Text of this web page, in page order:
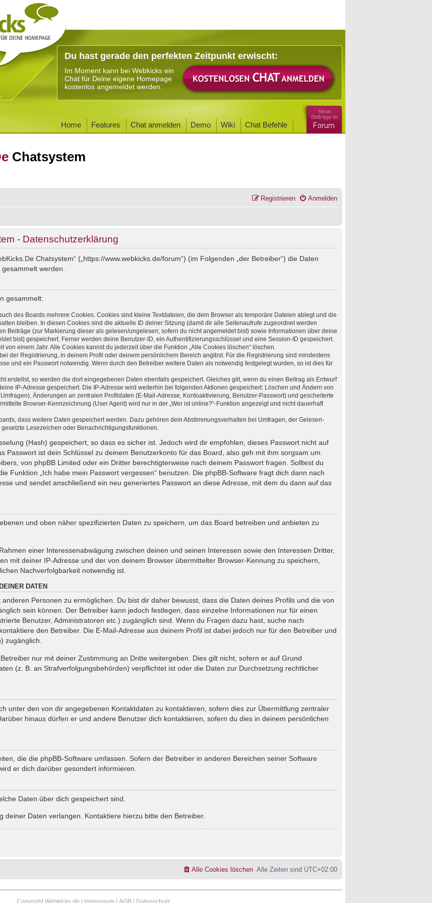
Du hast gerade den perfekten Zeitpunkt erwischt:
Im Moment kann bei Webkicks ein
Chat für Deine eigene Homepage
kostenlos angemeldet werden.
Home Features Chat anmelden Demo Wiki Chat Befehle
Chatsystem
Anmelden
Registrieren
- Datenschutzerklärung
Chatsystem“ („https://www.webkicks.de/forum“) (im Folgenden „der Betreiber“) die Daten
werden.
gesammelt:
des Boards mehrere Cookies. Cookies sind kleine Textdateien, die dein Browser als temporäre Dateien ablegt und die
bleiben. In diesen Cookies sind die aktuelle ID deiner Sitzung (damit dir alle Seitenaufrufe zugeordnet werden
Beiträge (zur Markierung dieser als gelesen/ungelesen; sofern du nicht angemeldet bist) sowie Informationen über deine
bist) gespeichert. Ferner werden deine Benutzer-ID, ein Authentifizierungsschlüssel und eine Session-ID gespeichert.
einem Jahr. Alle Cookies kannst du jederzeit über die Funktion „Alle Cookies löschen“ löschen.
der Registrierung, in deinem Profil oder deinem persönlichem Bereich angibst. Für die Registrierung sind mindestens
und ein Passwort notwendig. Wenn durch den Betreiber weitere Daten als notwendig festgelegt wurden, so ist dies für
erstellst, so werden die dort eingegebenen Daten ebenfalls gespeichert. Gleiches gilt, wenn du einen Beitrag als Entwurf
IP-Adresse gespeichert. Die IP-Adresse wird weiterhin bei folgenden Aktionen gespeichert: Löschen und Ändern von
Änderungen an zentralen Profildaten (E-Mail-Adresse, Kontoaktivierung, Benutzer-Passwort) und gescheiterte
Browser-Kennzeichnung (User Agent) wird nur in der „Wer ist online?“-Funktion angezeigt und nicht dauerhaft
dass weitere Daten gespeichert werden. Dazu gehören dein Abstimmungsverhalten bei Umfragen, der Gelesen-
Lesezeichen oder Benachrichtigungsfunktionen.
(Hash) gespeichert, so dass es sicher ist. Jedoch wird dir empfohlen, dieses Passwort nicht auf
Passwort ist dein Schlüssel zu deinem Benutzerkonto für das Board, also geh mit ihm sorgsam um.
von phpBB Limited oder ein Dritter berechtigterweise nach deinem Passwort fragen. Solltest du
Funktion „Ich habe mein Passwort vergessen“ benutzen. Die phpBB-Software fragt dich dann nach
und sendet anschließend ein neu generiertes Passwort an diese Adresse, mit dem du dann auf das
und oben näher spezifizierten Daten zu speichern, um das Board betreiben und anbieten zu
einer Interessenabwägung zwischen deinen und seinen Interessen sowie den Interessen Dritter,
mit deiner IP-Adresse und der von deinem Browser übermittelter Browser-Kennung zu speichern,
Nachverfolgbarkeit notwendig ist.
DATEN
Personen zu ermöglichen. Du bist dir daher bewusst, dass die Daten deines Profils und die von
sein können. Der Betreiber kann jedoch festlegen, dass einzelne Informationen nur für einen
Benutzer, Administratoren etc.) zugänglich sind. Wenn du Fragen dazu hast, suche nach
den Betreiber. Die E-Mail-Adresse aus deinem Profil ist dabei jedoch nur für den Betreiber und
zugänglich.
nur mit deiner Zustimmung an Dritte weitergeben. Dies gilt nicht, sofern er auf Grund
(z. B. an Strafverfolgungsbehörden) verpflichtet ist oder die Daten zur Durchsetzung rechtlicher
unter den von dir angegebenen Kontaktdaten zu kontaktieren, sofern dies zur Übermittlung zentraler
hinaus dürfen er und andere Benutzer dich kontaktieren, sofern du dies in deinem persönlichen
die die phpBB-Software umfassen. Sofern der Betreiber in anderen Bereichen seiner Software
er dich darüber gesondert informieren.
Daten über dich gespeichert sind.
deiner Daten verlangen. Kontaktiere hierzu bitte den Betreiber.
Alle Zeiten sind UTC+02:00
Alle Cookies löschen
Copyright Webkicks.de | Impressum AGB| Datenschutz